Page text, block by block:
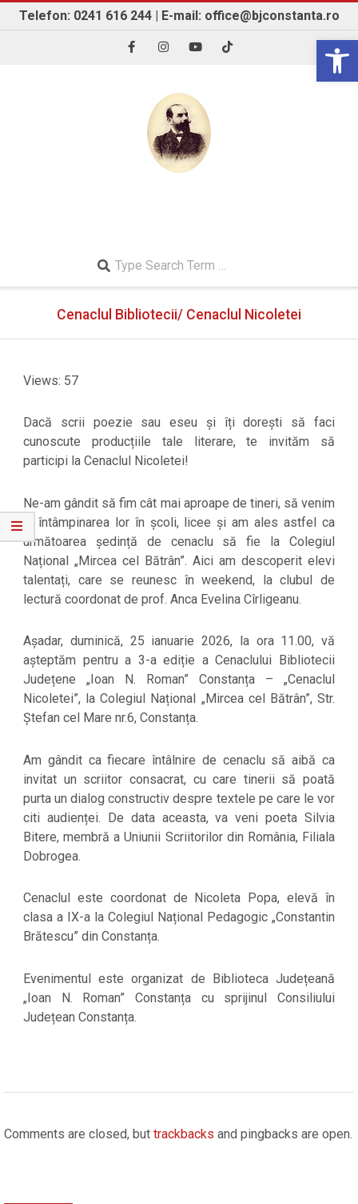
SkipTelefon: 0241 616 244 | E-mail: office@bjconstanta.ro
Search
NavigationCenaclul Bibliotecii/ Cenaclul Nicoletei
Views: 57
Dacă scrii poezie sau eseu și îți dorești să faci
cunoscute producțiile tale literare, te invităm să
participi la Cenaclul Nicoletei!
Ne-am gândit să fim cât mai aproape de tineri, să venim
în întâmpinarea lor în școli, licee și am ales astfel ca
următoarea ședință de cenaclu să fie la Colegiul
Național „Mircea cel Bătrân”. Aici am descoperit elevi
talentați, care se reunesc în weekend, la clubul de
lectură coordonat de prof. Anca Evelina Cîrligeanu.
Așadar, duminică, 25 ianuarie 2026, la ora 11.00, vă
așteptăm pentru a 3-a ediție a Cenaclului Bibliotecii
Județene „Ioan N. Roman” Constanța – „Cenaclul
Nicoletei”, la Colegiul Național „Mircea cel Bătrân”, Str.
Ștefan cel Mare nr.6, Constanța.
Am gândit ca fiecare întâlnire de cenaclu să aibă ca
invitat un scriitor consacrat, cu care tinerii să poată
purta un dialog constructiv despre textele pe care le vor
citi audienței. De data aceasta, va veni poeta Silvia
Bitere, membră a Uniunii Scriitorilor din România, Filiala
Dobrogea.
Cenaclul este coordonat de Nicoleta Popa, elevă în
clasa a IX-a la Colegiul Național Pedagogic „Constantin
Brătescu” din Constanța.
Evenimentul este organizat de Biblioteca Județeană
„Ioan N. Roman” Constanța cu sprijinul Consiliului
Județean Constanța.
22
Comments are closed, but trackbacks and pingbacks are open.